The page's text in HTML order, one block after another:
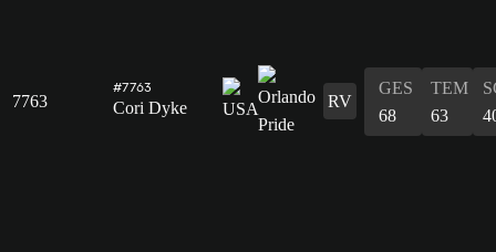
7763
#7763
Cori Dyke RV
GES
68
TEM
63